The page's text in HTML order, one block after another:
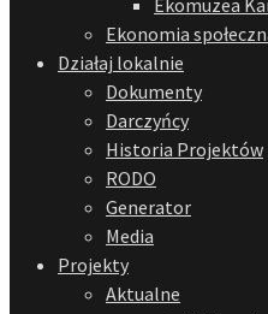
Ekomuzea
Ekonomia
Działaj lokalnie
Dokumenty
Darczyńcy
Historia Projektów
RODO
Generator
Media
Projekty
Aktualne